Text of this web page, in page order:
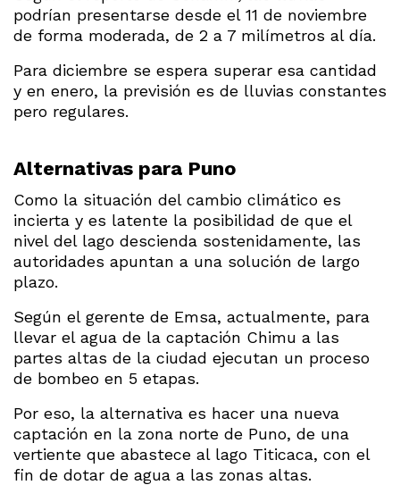
podrían presentarse desde el 11 de noviembre
de forma moderada, de 2 a 7 milímetros al día.
Para diciembre se espera superar esa cantidad
y en enero, la previsión es de lluvias constantes
pero regulares.
Alternativas para Puno
Como la situación del cambio climático es
incierta y es latente la posibilidad de que el
nivel del lago descienda sostenidamente, las
autoridades apuntan a una solución de largo
plazo.
Según el gerente de Emsa, actualmente, para
llevar el agua de la captación Chimu a las
partes altas de la ciudad ejecutan un proceso
de bombeo en 5 etapas.
Por eso, la alternativa es hacer una nueva
captación en la zona norte de Puno, de una
vertiente que abastece al lago Titicaca, con el
fin de dotar de agua a las zonas altas.